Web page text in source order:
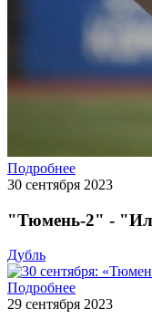
Подробнее
30 сентября 2023
"Тюмень-2" -
Дубль
Подробнее
29 сентября 2023